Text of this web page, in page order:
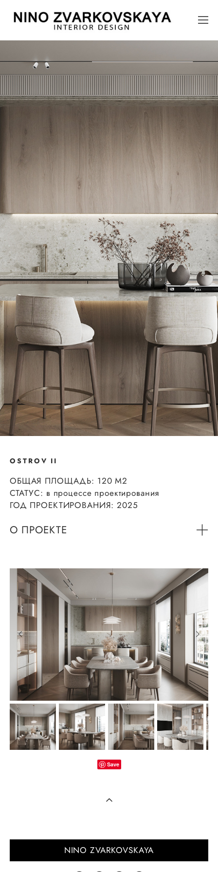
OSTROV II
ОБЩАЯ ПЛОЩАДЬ: 120 М2
СТАТУС: в процессе проектирования
ГОД ПРОЕКТИРОВАНИЯ: 2025
О ПРОЕКТЕ
Save
NINO ZVARKOVSKAYA